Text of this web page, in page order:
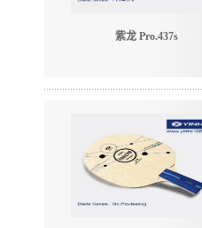
紫龙 Pro.437s